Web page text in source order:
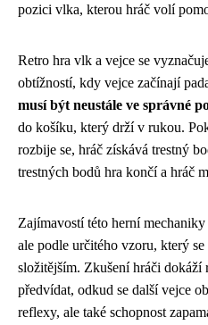
pozici vlka, kterou hráč volí
Retro hra vlk a vejce se
obtížností, kdy vejce začínají
musí být neustále ve správné
do košíku, který drží v rukou.
rozbije se, hráč získává trestný
trestných bodů hra končí a hráč
Zajímavostí této herní mechaniky
ale podle určitého vzoru, který se
složitějším. Zkušení hráči dokáží
předvídat, odkud se další vejce
reflexy, ale také schopnost